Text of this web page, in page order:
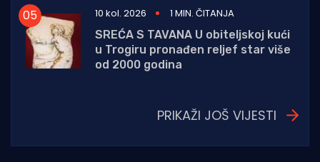
10 kol. 2026
1 MIN. ČITANJA
SREĆA S TAVANA U obiteljskoj kući
u Trogiru pronađen reljef star više
od 2000 godina
PRIKAŽI JOŠ VIJESTI